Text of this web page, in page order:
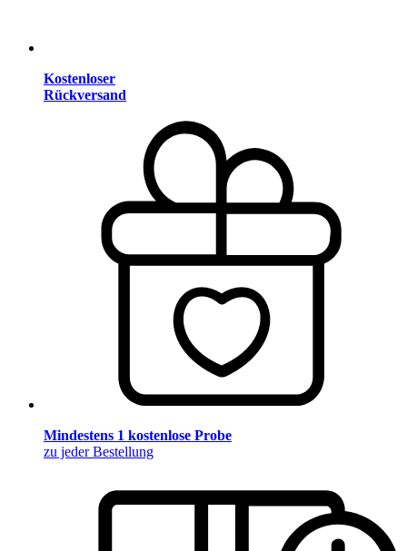
Kostenloser
Rückversand
Mindestens 1 kostenlose Probe
zu jeder Bestellung